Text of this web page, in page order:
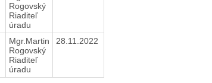
Rogovský
Riaditeľ
úradu
Mgr.Martin
Rogovský
Riaditeľ
úradu
28.11.2022